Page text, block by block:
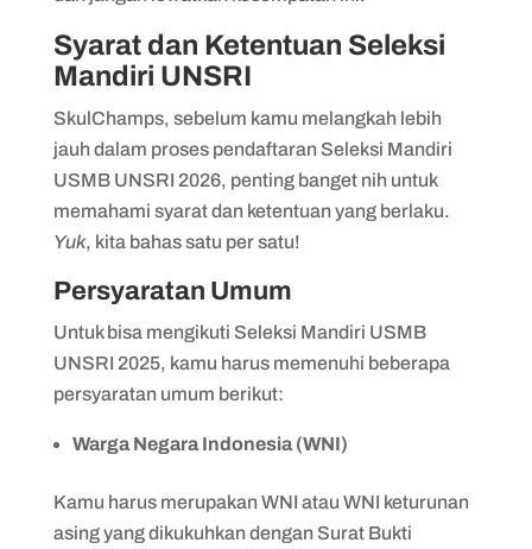
Syarat dan Ketentuan Seleksi
Mandiri UNSRI
SkulChamps, sebelum kamu melangkah lebih
jauh dalam proses pendaftaran Seleksi Mandiri
USMB UNSRI 2026, penting banget nih untuk
memahami syarat dan ketentuan yang berlaku.
Yuk, kita bahas satu per satu!
Persyaratan Umum
Untuk bisa mengikuti Seleksi Mandiri USMB
UNSRI 2025, kamu harus memenuhi beberapa
persyaratan umum berikut:
Warga Negara Indonesia (WNI)
Kamu harus merupakan WNI atau WNI keturunan
asing yang dikukuhkan dengan Surat Bukti